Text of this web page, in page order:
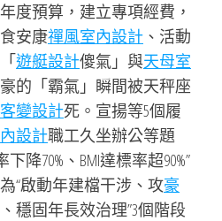
度預算，建立專項經費，
安康禪風室內設計 、活動
遊艇設計傻氣」與天母室
的「霸氣」瞬間被天秤座
客變設計死。宣揚等5個履
設計職工久坐辦公等題
降70%、BMI達標率超90%”
“啟動年建檔干涉、攻豪
穩固年長效治理”3個階段